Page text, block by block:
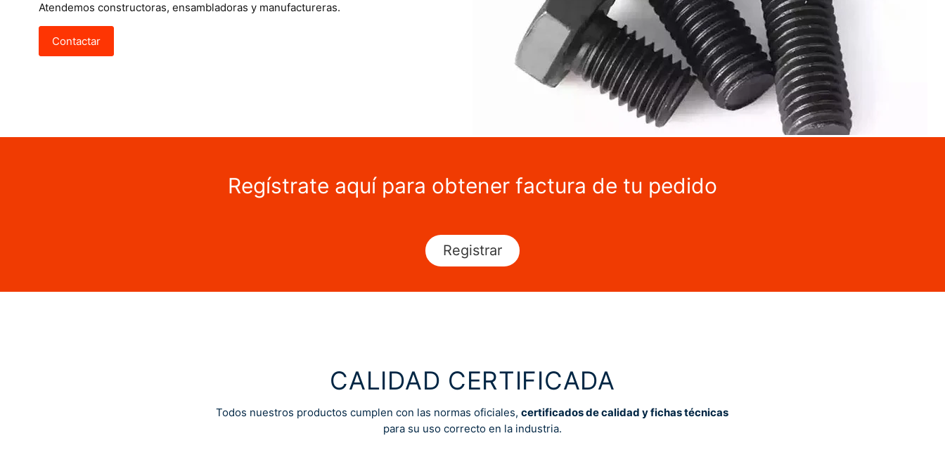
Atendemos constructoras, ensambladoras y manufactureras.
Contactar
Regístrate aquí para obtener factura de tu pedido
Registrar
CALIDAD CERTIFICADA
Todos nuestros productos cumplen con las normas oficiales,certificados de calidad y fichas técnicas
para su uso correcto en la industria.